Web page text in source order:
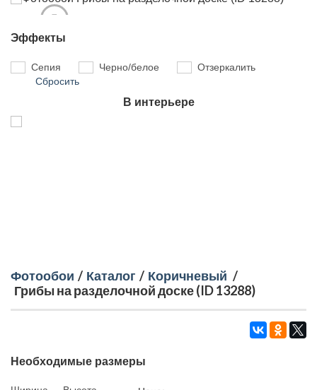
Эффекты
Сепия Черно/белое
Отзеркалить
Сбросить
В интерьере
Фотообои / Каталог / Коричневый /
Грибы на разделочной доске (ID 13288)
Необходимые размеры